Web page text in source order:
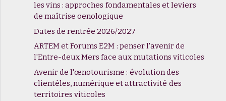
les vins : approches fondamentales et leviers
de maîtrise oenologique
Dates de rentrée 2026/2027
ARTEM et Forums E2M : penser l'avenir de
l'Entre-deux Mers face aux mutations viticoles
Avenir de l'œnotourisme : évolution des
clientèles, numérique et attractivité des
territoires viticoles